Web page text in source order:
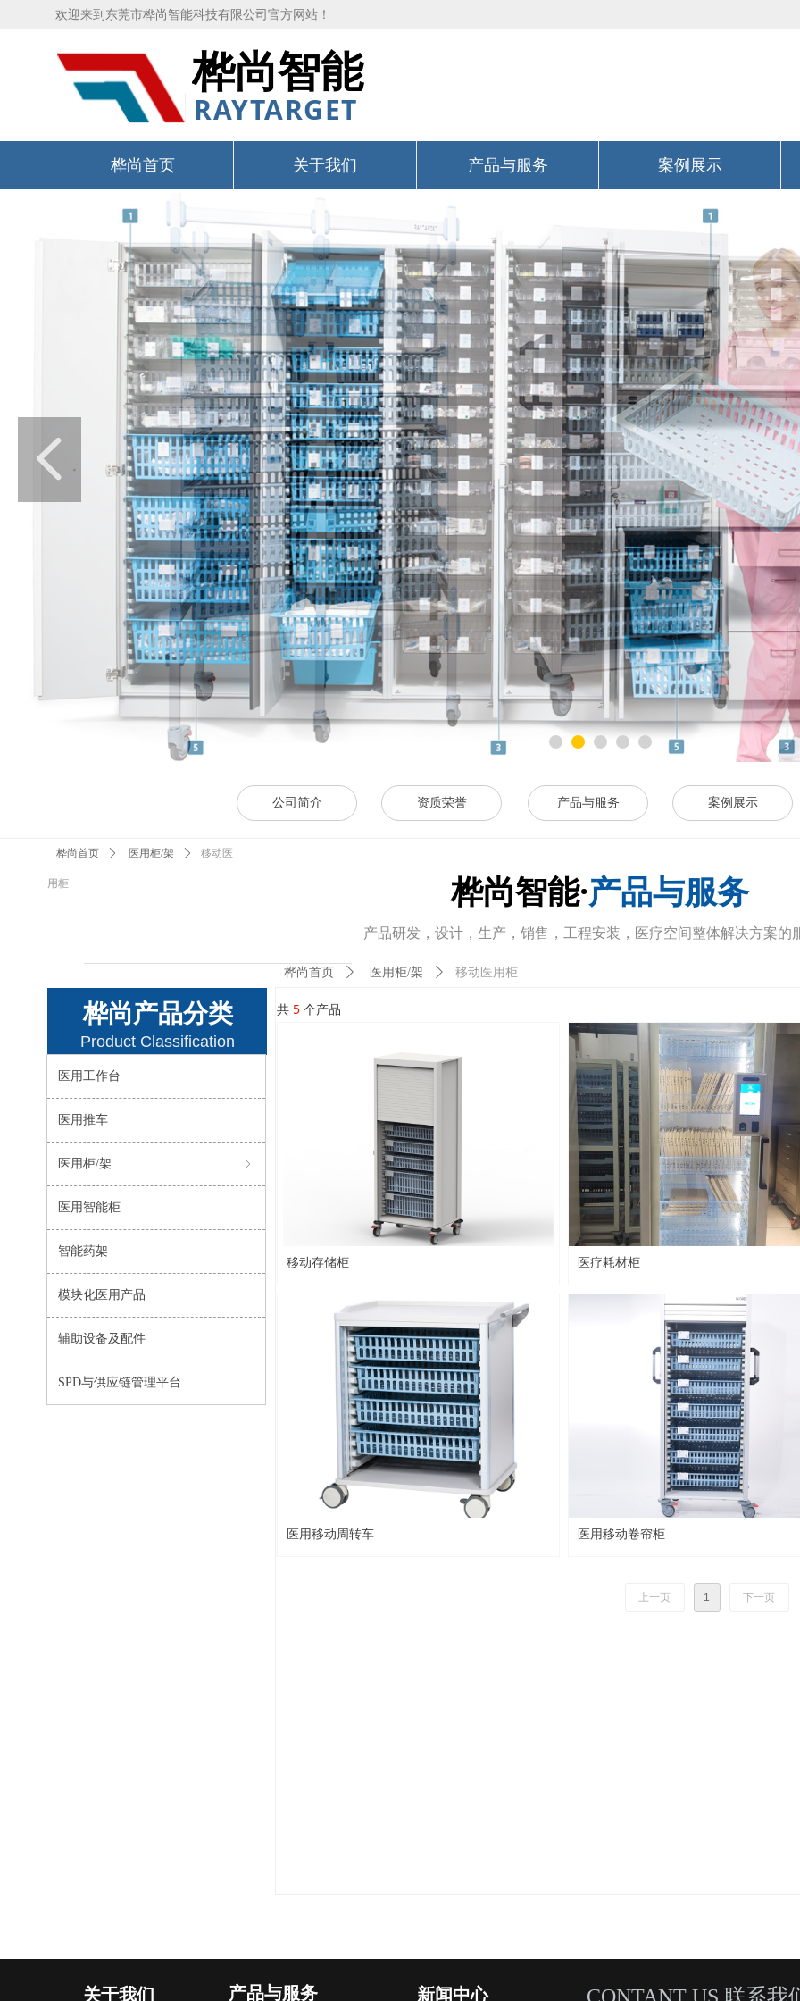
模块化医用装备
生产设计领导者
넳
欢迎来到东莞市桦尚智能科技有限公司官方网站！
桦尚智能
RAYTARGET
桦尚首页 关于我们 产品与服务 案例展示
公司简介 资质荣誉 产品与服务 案例展示
桦尚产品分类
Product Classification
桦尚智能·产品与服务
产品研发，设计，生产，销售，工程安装，医疗空间整体解决方案的
桦尚首页 ꄲ 医用柜/架 ꄲ
移动医
用柜
共 5 个产品
移动存储柜 医疗耗材柜
医用移动周转车 医用移动卷帘柜
上一页 1 下一页
桦尚首页 ꄲ 医用柜/架 ꄲ 移动医用柜
医用工作台
医用推车
ꁇ
医用柜/架
医用智能柜
智能药架
模块化医用产品
辅助设备及配件
SPD与供应链管理平台
关于我们 产品与服务 新闻中心